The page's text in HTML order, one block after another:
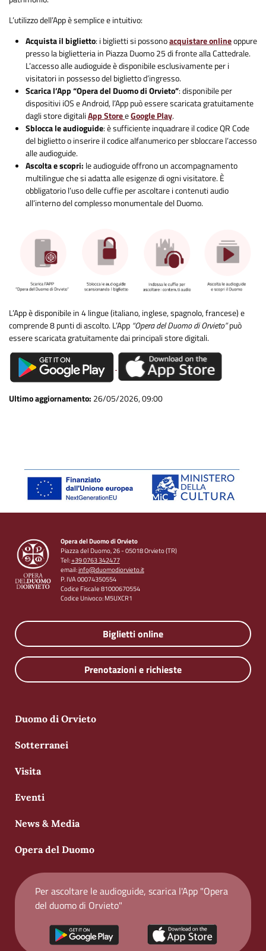
L’utilizzo dell’App è semplice e intuitivo:
Acquista il biglietto: i biglietti si possonoacquistare onlineoppure
presso la biglietteria in Piazza Duomo 25 di fronte alla Cattedrale.
L’accesso alle audioguide è disponibile esclusivamente per i
visitatori in possesso del biglietto d’ingresso.
Scarica l’App “Opera del Duomo di Orvieto”: disponibile per
dispositivi iOS e Android, l’App può essere scaricata gratuitamente
dagli store digitaliApp StoreeGoogle Play.
Sblocca le audioguide: è sufficiente inquadrare il codice QR Code
del biglietto o inserire il codice alfanumerico per sbloccare l’accesso
alle audioguide.
Ascolta e scopri: le audioguide offrono un accompagnamento
multilingue che si adatta alle esigenze di ogni visitatore. È
obbligatorio l’uso delle cuffie per ascoltare i contenuti audio
all’interno del complesso monumentale del Duomo.
L’App è disponibile in 4 lingue (italiano, inglese, spagnolo, francese) e
comprende 8 punti di ascolto. L’App “Opera del Duomo di Orvieto”può
essere scaricata gratuitamente dai principali store digitali.
Ultimo aggiornamento: 26/05/2026, 09:00
Opera del Duomo di Orvieto
Piazza del Duomo, 26 - 05018 Orvieto (TR)
Tel:+39 0763 342477
email:info@duomodiorvieto.it
P. IVA 00074350554
Codice Fiscale 81000670554
Codice Univoco: M5UXCR1
Biglietti online
Prenotazioni e richieste
Duomo di Orvieto
Sotterranei
Visita
Eventi
News & Media
Opera del Duomo
Per ascoltare le audioguide, scarica l'App "Opera
del duomo di Orvieto"